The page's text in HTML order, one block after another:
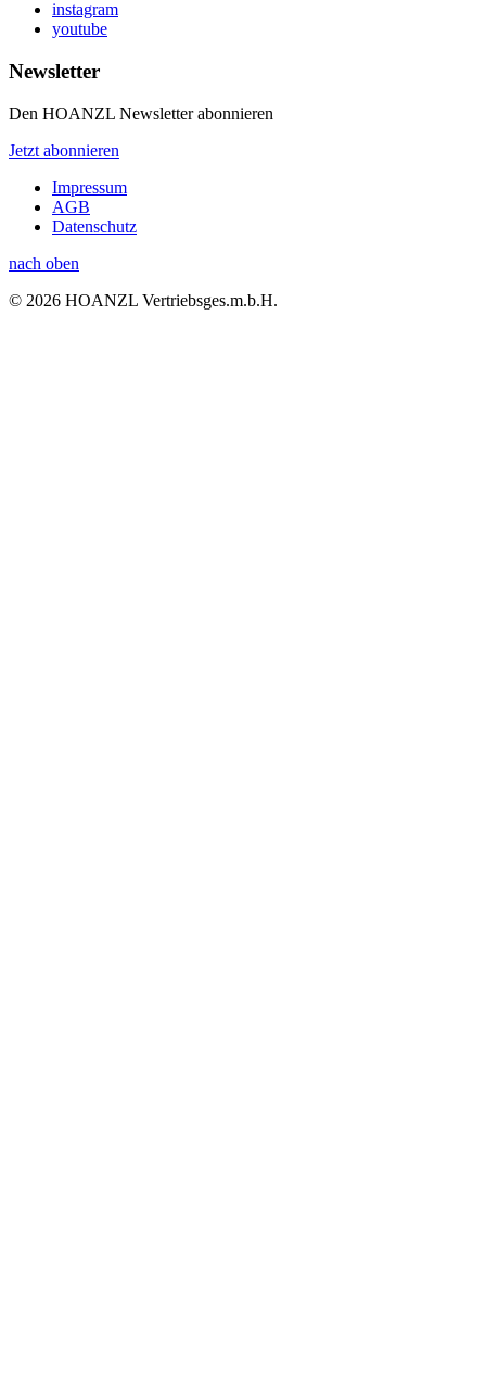
instagram
youtube
Newsletter
Den HOANZL Newsletter abonnieren
Jetzt abonnieren
Impressum
AGB
Datenschutz
nach oben
© 2026 HOANZL Vertriebsges.m.b.H.